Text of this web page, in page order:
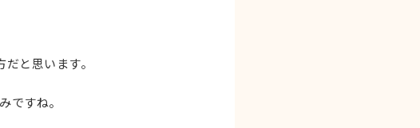
と思います。
ですね。